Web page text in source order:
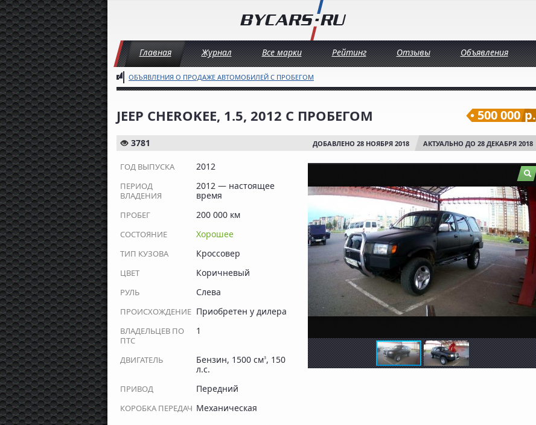
Главная Журнал Все марки Рейтинг Отзывы Объявления
ОБЪЯВЛЕНИЯ О ПРОДАЖЕ АВТОМОБИЛЕЙ С ПРОБЕГОМ
JEEP CHEROKEE, 1.5, 2012 С ПРОБЕГОМ 500 000 р.
3781 ДОБАВЛЕНО 28 НОЯБРЯ 2018 АКТУАЛЬНО ДО 28 ДЕКАБРЯ 2018
ГОД ВЫПУСКА 2012
ПЕРИОД
ВЛАДЕНИЯ
2012 — настоящее
время
ПРОБЕГ 200 000 км
СОСТОЯНИЕ Хорошее
ТИП КУЗОВА Кроссовер
ЦВЕТ Коричневый
РУЛЬ Слева
ПРОИСХОЖДЕНИЕ Приобретен у дилера
ВЛАДЕЛЬЦЕВ ПО
ПТС
1
ДВИГАТЕЛЬ Бензин, 1500 см3, 150
л.с.
ПРИВОД Передний
КОРОБКА ПЕРЕДАЧ Механическая